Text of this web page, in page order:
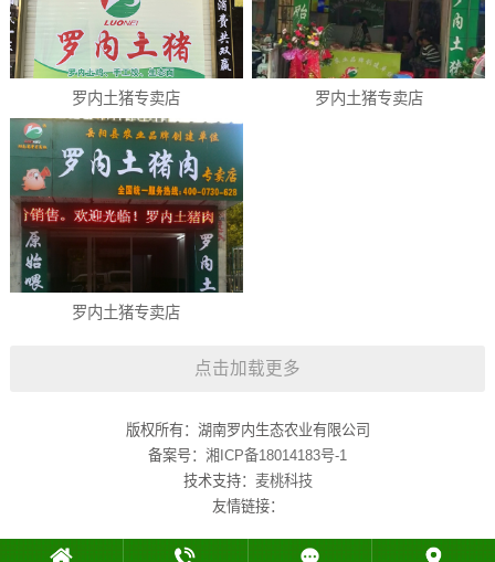
罗内土猪专卖店 罗内土猪专卖店
罗内土猪专卖店
点击加载更多
版权所有：湖南罗内生态农业有限公司
备案号： 湘ICP备18014183号-1
技术支持： 麦桃科技
友情链接：